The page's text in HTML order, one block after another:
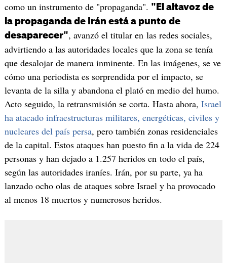
como un instrumento de "propaganda". "El altavoz de
la propaganda de Irán está a punto de
desaparecer", avanzó el titular en las redes sociales,
advirtiendo a las autoridades locales que la zona se tenía
que desalojar de manera inminente. En las imágenes, se ve
cómo una periodista es sorprendida por el impacto, se
levanta de la silla y abandona el plató en medio del humo.
Acto seguido, la retransmisión se corta. Hasta ahora, Israel
ha atacado infraestructuras militares, energéticas, civiles y
nucleares del país persa, pero también zonas residenciales
de la capital. Estos ataques han puesto fin a la vida de 224
personas y han dejado a 1.257 heridos en todo el país,
según las autoridades iraníes. Irán, por su parte, ya ha
lanzado ocho olas de ataques sobre Israel y ha provocado
al menos 18 muertos y numerosos heridos.